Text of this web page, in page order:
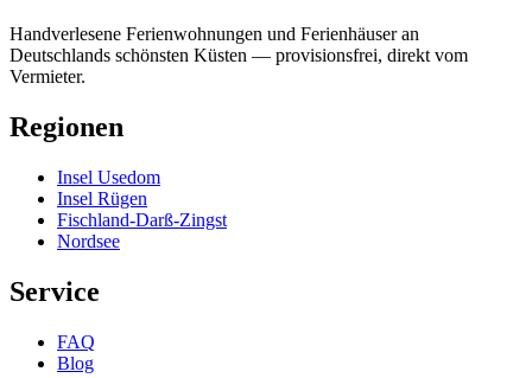
Handverlesene Ferienwohnungen und Ferienhäuser an
Deutschlands schönsten Küsten — provisionsfrei, direkt vom
Vermieter.
Regionen
Insel Usedom
Insel Rügen
Fischland-Darß-Zingst
Nordsee
Service
FAQ
Blog